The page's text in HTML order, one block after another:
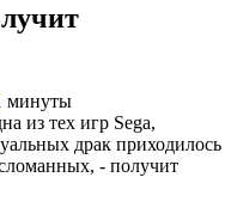
минуты
из тех игр Sega,
драк приходилось
- получит